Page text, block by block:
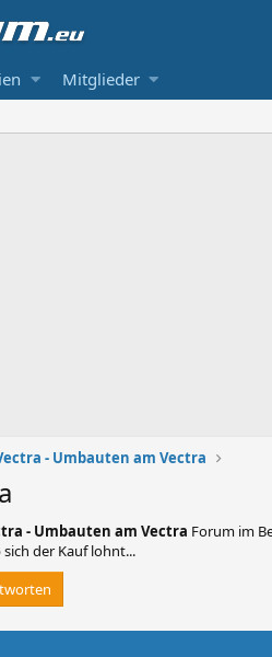
Mitglieder
- Umbauten am Vectra
- Umbauten am Vectra Forum im
der Kauf lohnt...